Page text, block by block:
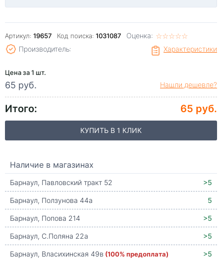
Артикул: 19657 Код поиска: 1031087 Оценка: ☆☆☆☆☆
★★★★★
Характеристики
Производитель:
Цена за 1 шт.
65 руб. Нашли дешевле?
Итого: 65 руб.
КУПИТЬ В 1 КЛИК
Наличие в магазинах
Барнаул, Павловский тракт 52
>5
Барнаул, Ползунова 44а
5
Барнаул, Попова 214
>5
Барнаул, С.Поляна 22а
>5
Барнаул, Власихинская 49в (100% предоплата)
>5